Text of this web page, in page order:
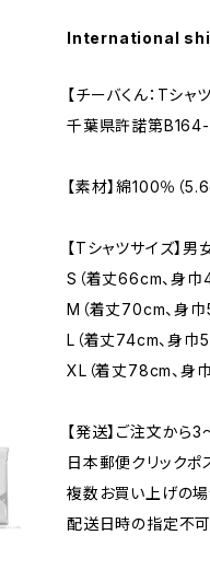
International
【チーバくん：Tシャツ
千葉県許諾第
【素材】綿100％（
【Tシャツサイズ】男
S（着丈66cm、身巾
M（着丈70cm、身
L（着丈74cm、身巾
XL（着丈78cm、身
【発送】ご注文から
日本郵便クリックポ
複数お買い上げの
配送日時の指定不可